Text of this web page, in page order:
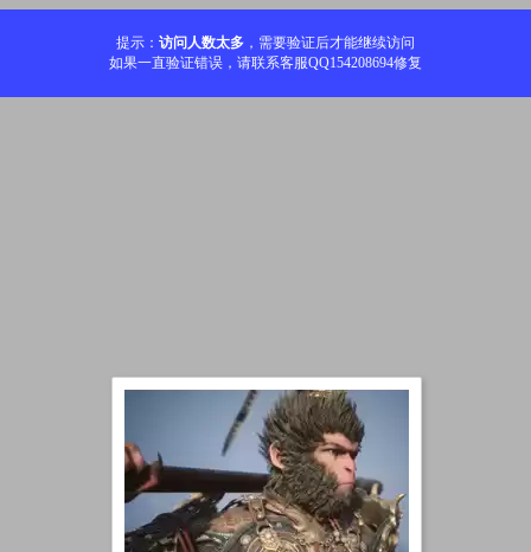
提示： 访问人数太多 ，需要验证后才能继续访问
如果一直验证错误，请联系客服QQ154208694修复
加载中